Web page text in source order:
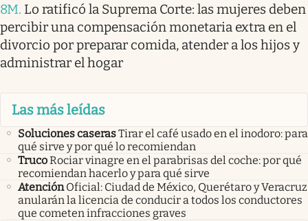
8M. Lo ratificó la Suprema Corte: las mujeres deben
percibir una compensación monetaria extra en el
divorcio por preparar comida, atender a los hijos y
administrar el hogar
Las más leídas
Soluciones caserasTirar el café usado en el inodoro: para
qué sirve y por qué lo recomiendan
TrucoRociar vinagre en el parabrisas del coche: por qué
recomiendan hacerlo y para qué sirve
Atención Oficial: Ciudad de México, Querétaro y Veracruz
anularán la licencia de conducir a todos los conductores
que cometen infracciones graves